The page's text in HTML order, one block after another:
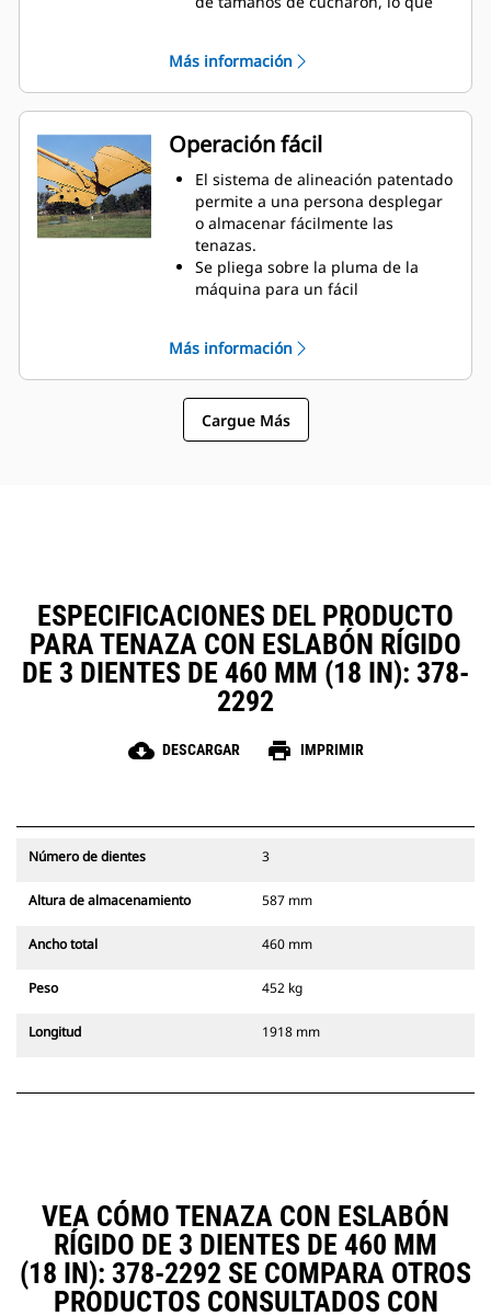
Obtenga la mejor tenaza para sus
tareas. Entre las tres
configuraciones de dientes, elija la
mejor opción para un agarre
amplio o estrecho y tiempos de
centralizado más cortos para
colocar la pluma a horcajadas
durante el transporte.
Administrar varios accesorios de
una flota es más fácil con un
sistema acoplador. Seleccione los
sujetapasador Cat, que permiten
que las máquinas de tamaños
similares compartan las tenazas y
otros accesorios.
Más información
Operación fácil
El sistema de alineación patentado
permite a una persona desplegar
o almacenar fácilmente las
tenazas.
Se pliega sobre la pluma de la
máquina para un fácil
La instalación, el mantenimiento y
el funcionamiento general simples
hacen que las tenazas sean una
opción más sencilla y más
asequible que los garfios en
Más información
Cargue Más
ESPECIFICACIONES DEL PRODUCTO
PARA TENAZA CON ESLABÓN RÍGIDO
DE 3 DIENTES DE 460 MM (18 IN): 378-
2292
cloud_download DESCARGAR print IMPRIMIR
Número de dientes 3
Altura de almacenamiento 587 mm
Ancho total 460 mm
Peso 452 kg
Longitud 1918 mm
VEA CÓMO TENAZA CON ESLABÓN
RÍGIDO DE 3 DIENTES DE 460 MM
(18 IN): 378-2292 SE COMPARA OTROS
PRODUCTOS CONSULTADOS CON